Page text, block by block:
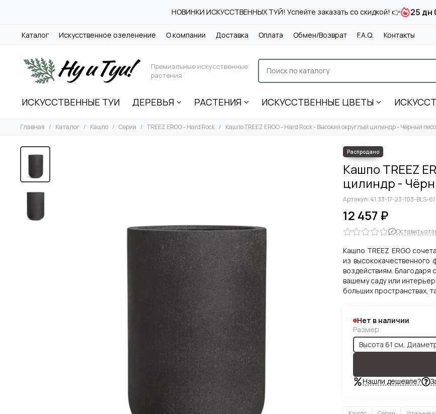
НОВИНКИ ИСКУССТВЕННЫХ ТУЙ! Успейте заказать со скидкой! 👉 25 дн
Каталог Искусственное озеленение О компании Доставка Оплата Обмен/Возврат F.A.Q. Контакты
Премиальные искусственные
растения
ИСКУССТВЕННЫЕ ТУИ ДЕРЕВЬЯ РАСТЕНИЯ ИСКУССТВЕННЫЕ ЦВЕТЫ
Главная Каталог Кашпо Серии TREEZ ERGO - Hard Rock Кашпо TREEZ ERGO - Hard Rock - Высокий округлый цилиндр - Чёрный
Кашпо TREEZ
цилиндр -
Артикул: 41.33-17-23-103-BLS-61
12 457 ₽
Оставить
Кашпо TREEZ ERGO
из
воздействиям. Благодаря
вашему саду или
больших пространствах,
Нет в наличии
Размер
Высота 61 см,
Нашли дешевле?